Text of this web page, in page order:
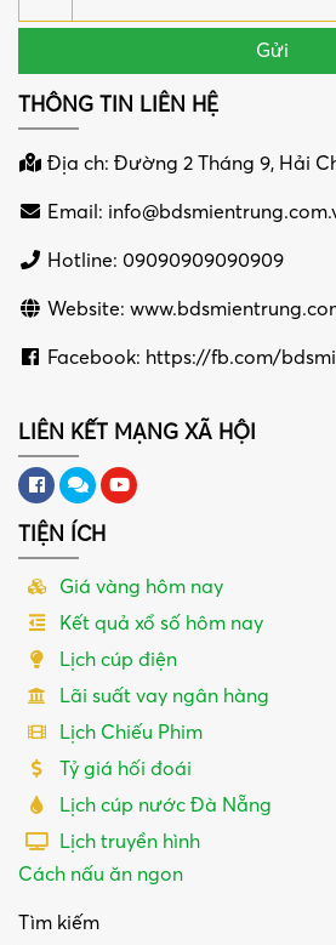
THÔNG TIN LIÊN HỆ
Địa ch: Đường 2 Tháng 9, Hải
Email:
Hotline: 09090909090909
Website:
Facebook: https://fb.com/
LIÊN KẾT MẠNG XÃ HỘI
TIỆN ÍCH
Giá vàng hôm nay
Kết quả xổ số hôm nay
Lịch cúp điện
Lãi suất vay ngân hàng
Lịch Chiếu Phim
Tỷ giá hối đoái
Lịch cúp nước Đà Nẵng
Lịch truyền hình
Cách nấu ăn ngon
Tìm kiếm